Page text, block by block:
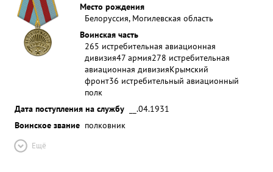
Место рождения
Белоруссия, Могилевская область
Воинская часть
265 истребительная авиационная
дивизия47 армия278 истребительная
авиационная дивизияКрымский
фронт36 истребительный авиационный
полк
Дата поступления на службу
__.04.1931
Воинское звание полковник
Ещё